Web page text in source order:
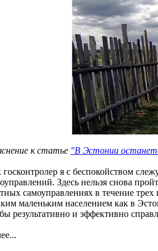
к статье "В Эстонии
госконтролер я с беспокойством
Здесь нельзя снова
самоуправлениях в течение
маленьким населением как в
результативно и эффективно